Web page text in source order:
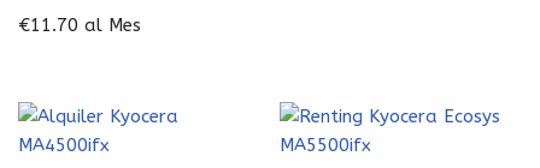
€11.70 al Mes